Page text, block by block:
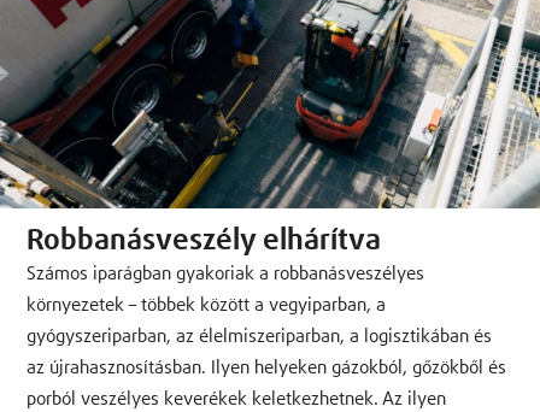
Robbanásveszély elhárítva
Számos iparágban gyakoriak a robbanásveszélyes
környezetek – többek között a vegyiparban, a
gyógyszeriparban, az élelmiszeriparban, a logisztikában és
az újrahasznosításban. Ilyen helyeken gázokból, gőzökből és
porból veszélyes keverékek keletkezhetnek. Az ilyen